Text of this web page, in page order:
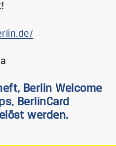
Berlin Welcome
BerlinCard
werden.